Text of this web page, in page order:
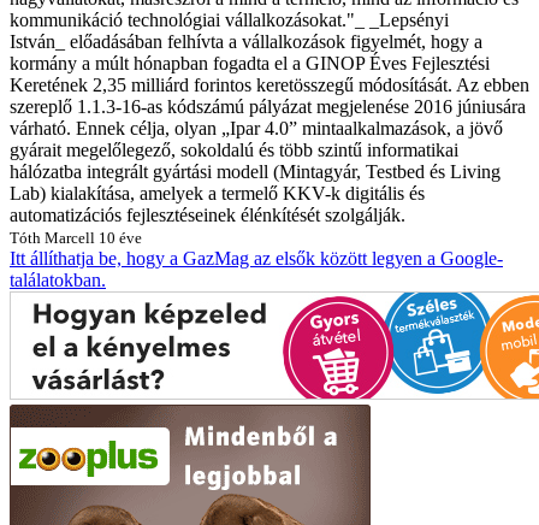
kommunikáció technológiai vállalkozásokat."_ _Lepsényi
István_ előadásában felhívta a vállalkozások figyelmét, hogy a
kormány a múlt hónapban fogadta el a GINOP Éves Fejlesztési
Keretének 2,35 milliárd forintos keretösszegű módosítását. Az ebben
szereplő 1.1.3-16-as kódszámú pályázat megjelenése 2016 júniusára
várható. Ennek célja, olyan „Ipar 4.0” mintaalkalmazások, a jövő
gyárait megelőlegező, sokoldalú és több szintű informatikai
hálózatba integrált gyártási modell (Mintagyár, Testbed és Living
Lab) kialakítása, amelyek a termelő KKV-k digitális és
automatizációs fejlesztéseinek élénkítését szolgálják.
Tóth Marcell 10 éve
Itt állíthatja be, hogy a GazMag az elsők között legyen a Google-
találatokban.